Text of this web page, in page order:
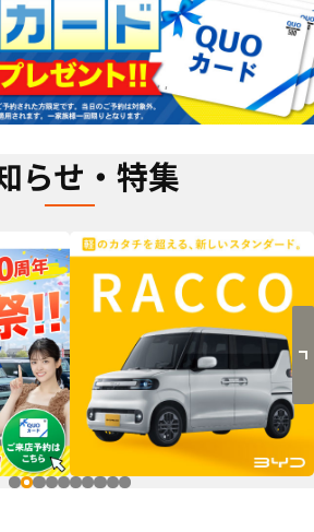
らせ・特集